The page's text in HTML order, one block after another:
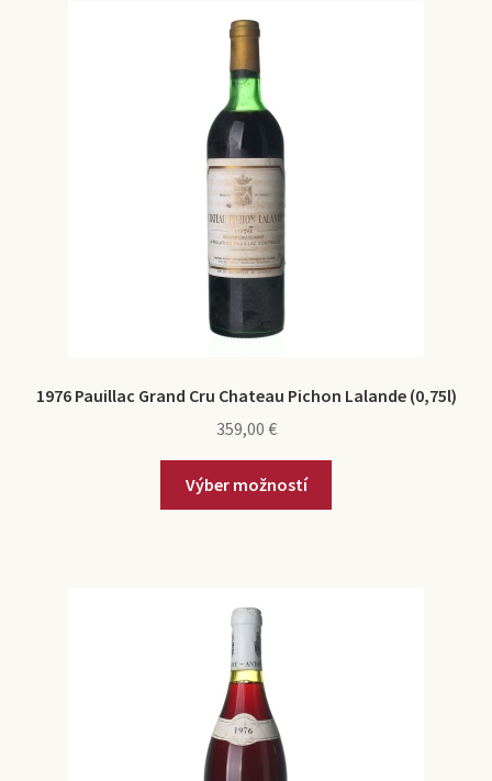
1976 Pauillac Grand Cru Chateau Pichon Lalande (0,75l)
359,00 €
Výber možností